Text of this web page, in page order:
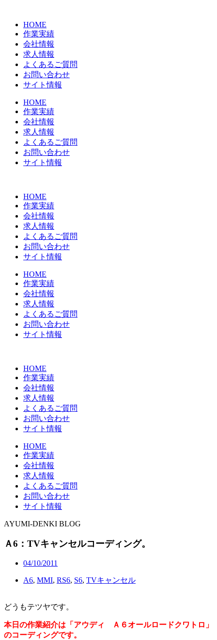
HOME
作業実績
会社情報
求人情報
よくあるご質問
お問い合わせ
サイト情報
HOME
作業実績
会社情報
求人情報
よくあるご質問
お問い合わせ
サイト情報
HOME
作業実績
会社情報
求人情報
よくあるご質問
お問い合わせ
サイト情報
HOME
作業実績
会社情報
求人情報
よくあるご質問
お問い合わせ
サイト情報
HOME
作業実績
会社情報
求人情報
よくあるご質問
お問い合わせ
サイト情報
HOME
作業実績
会社情報
求人情報
よくあるご質問
お問い合わせ
サイト情報
AYUMI-DENKI BLOG
Ａ6：TVキャンセルコーディング。
04/10/2011
A6, MMI, RS6, S6, TVキャンセル
どうもテツヤです。
本日の作業紹介は「アウディ Ａ６オールロードクワトロ」
のコーディングです。